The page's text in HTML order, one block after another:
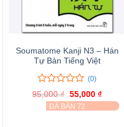
Soumatome Kanji N3 – Hán
Tự Bản Tiếng Việt
0
trên
0
(0)
95,000₫ Giá
gốc
là:
55,000 ₫Giá
hiện
tại
ĐÃ BÁN 72